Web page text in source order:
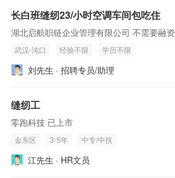
长白班缝纫23/小时空调车间包吃住
湖北启航职链企业管理有限公司 不需要融资
武汉-沌口 经验不限 学历不限
刘先生 · 招聘专员/助理
缝纫工
零跑科技 已上市
金东区 3-5年 中专/中技
江先生 · HR文员